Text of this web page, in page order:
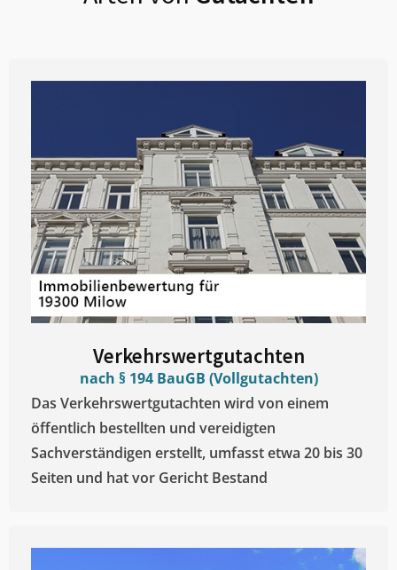
Verkehrswertgutachten
nach § 194 BauGB (Vollgutachten)
Das Verkehrswertgutachten wird von einem
öffentlich bestellten und vereidigten
Sachverständigen erstellt, umfasst etwa 20 bis 30
Seiten und hat vor Gericht Bestand